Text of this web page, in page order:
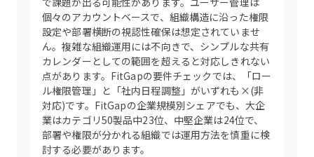
個々のアカウントベースで、組織構造に沿った権限
設定や部署横断の視認性確保は想定されていませ
ん。複雑な組織運用には不向きで、シンプルな共有
カレンダーとしての範囲を超えると対応しきれない
点があります。FitGapの要件チェックでは、「ロー
ル権限管理」と「社内日程調整」がいずれも×(非
対応)です。FitGapの企業規模別シェアでも、大企
業はカテゴリ50製品中23位、中堅企業は24位で、
部署や権限が分かれる組織では運用方法を慎重に検
討する必要があります。